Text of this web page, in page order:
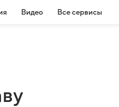
Видео Все сервисы